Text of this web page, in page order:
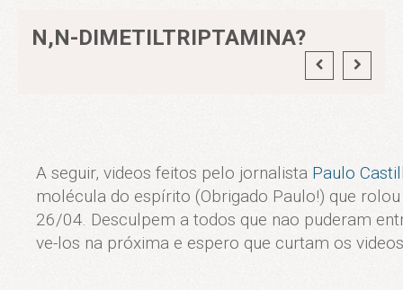
N,N-DIMETILTRIPTAMINA?
A seguir, videos feitos pelo jornalista Paulo
molécula do espírito (Obrigado Paulo!) que
26/04. Desculpem a todos que nao puderam
ve-los na próxima e espero que curtam os